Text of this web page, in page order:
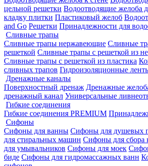
цельной решетки Водоотводящие желоба
кладку плитки Пластиковый желоб
and Go Решетки Принадлежности для
Сливные трапы
Сливные трапы нержавеющие Сливные
решеткой Сливные трапы с решеткой из
Сливные трапы с решеткой из пластика
сливных трапов Гидроизоляционные
Дренажные каналы
Поверхностный дренаж Дренажные
дренажный канал Универсальные
Гибкие соединения
Гибкие соединения PREMIUM
Сифоны
Сифоны для ванны Сифоны для душевых
для стиральных машин Сифоны для сбора
для умывальников Сифоны для моек
биде Сифоны для гидромассажных ванн